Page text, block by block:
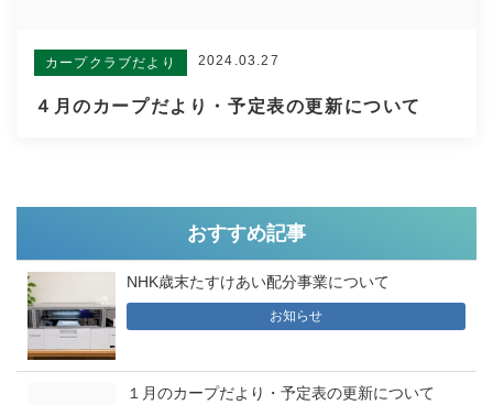
カープクラブだより 2024.03.27
４月のカープだより・予定表の更新について
おすすめ記事
NHK歳末たすけあい配分事業について
お知らせ
１月のカープだより・予定表の更新について